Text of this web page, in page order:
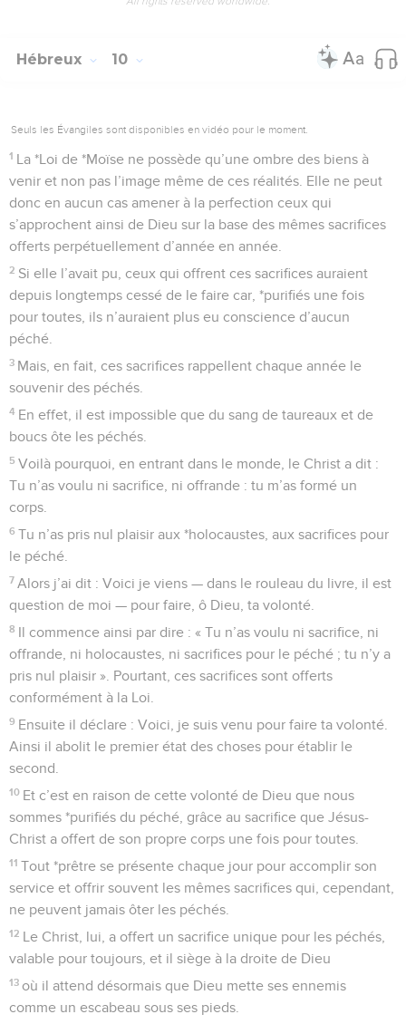
Hébreux 10
Seuls les Évangiles sont disponibles en vidéo pour le moment.
1 La *Loi de *Moïse ne possède qu’une ombre des biens à
venir et non pas l’image même de ces réalités. Elle ne peut
donc en aucun cas amener à la perfection ceux qui
s’approchent ainsi de Dieu sur la base des mêmes sacrifices
offerts perpétuellement d’année en année.
2 Si elle l’avait pu, ceux qui offrent ces sacrifices auraient
depuis longtemps cessé de le faire car, *purifiés une fois
pour toutes, ils n’auraient plus eu conscience d’aucun
péché.
3 Mais, en fait, ces sacrifices rappellent chaque année le
souvenir des péchés.
4 En effet, il est impossible que du sang de taureaux et de
boucs ôte les péchés.
5 Voilà pourquoi, en entrant dans le monde, le Christ a dit :
Tu n’as voulu ni sacrifice, ni offrande : tu m’as formé un
corps.
6 Tu n’as pris nul plaisir aux *holocaustes, aux sacrifices pour
le péché.
7 Alors j’ai dit : Voici je viens — dans le rouleau du livre, il est
question de moi — pour faire, ô Dieu, ta volonté.
8 Il commence ainsi par dire : « Tu n’as voulu ni sacrifice, ni
offrande, ni holocaustes, ni sacrifices pour le péché ; tu n’y a
pris nul plaisir ». Pourtant, ces sacrifices sont offerts
conformément à la Loi.
9 Ensuite il déclare : Voici, je suis venu pour faire ta volonté.
Ainsi il abolit le premier état des choses pour établir le
second.
10 Et c’est en raison de cette volonté de Dieu que nous
sommes *purifiés du péché, grâce au sacrifice que Jésus-
Christ a offert de son propre corps une fois pour toutes.
11 Tout *prêtre se présente chaque jour pour accomplir son
service et offrir souvent les mêmes sacrifices qui, cependant,
ne peuvent jamais ôter les péchés.
12 Le Christ, lui, a offert un sacrifice unique pour les péchés,
valable pour toujours, et il siège à la droite de Dieu
13 où il attend désormais que Dieu mette ses ennemis
comme un escabeau sous ses pieds.